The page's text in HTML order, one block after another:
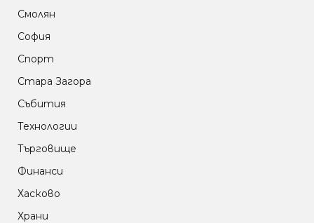
Смолян
София
Спорт
Стара Загора
Събития
Технологии
Търговище
Финанси
Хасково
Храни